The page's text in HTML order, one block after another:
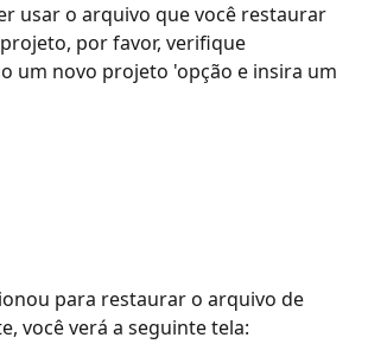
usar o arquivo que você restaurar
por favor, verifique
um novo projeto 'opção e insira um
para restaurar o arquivo de
você verá a seguinte tela: